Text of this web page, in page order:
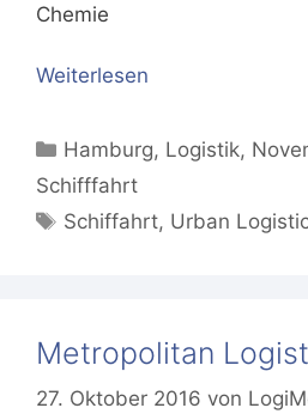
Chemie
Weiterlesen
Kategorien
Hamburg, Logistik,
Schifffahrt
Schlagwörter
Schiffahrt, Urban
Metropolitan
27. Oktober 2016 von